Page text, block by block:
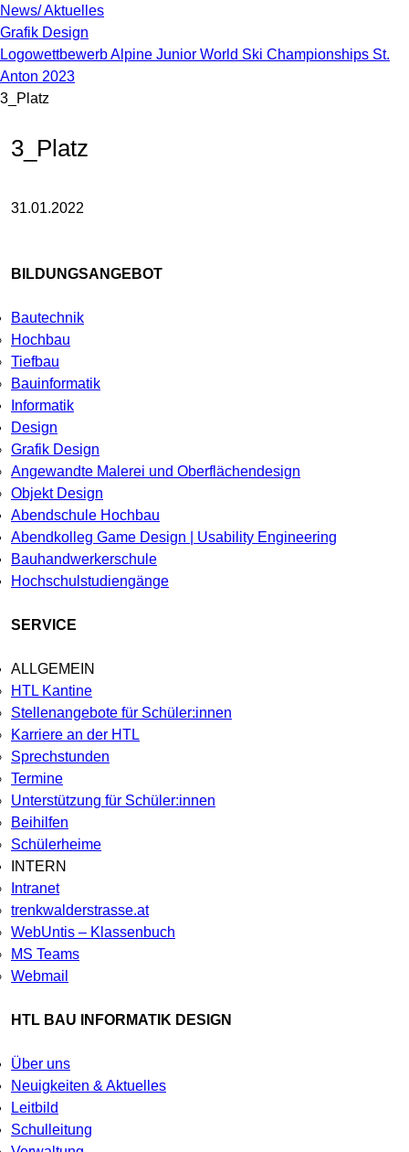
News/ Aktuelles
Grafik Design
Logowettbewerb Alpine Junior World Ski Championships St.
Anton 2023
3_Platz
3_Platz
31.01.2022
BILDUNGSANGEBOT
Bautechnik
Hochbau
Tiefbau
Bauinformatik
Informatik
Design
Grafik Design
Angewandte Malerei und Oberflächendesign
Objekt Design
Abendschule Hochbau
Abendkolleg Game Design | Usability Engineering
Bauhandwerkerschule
Hochschulstudiengänge
SERVICE
ALLGEMEIN
HTL Kantine
Stellenangebote für Schüler:innen
Karriere an der HTL
Sprechstunden
Termine
Unterstützung für Schüler:innen
Beihilfen
Schülerheime
INTERN
Intranet
trenkwalderstrasse.at
WebUntis – Klassenbuch
MS Teams
Webmail
HTL BAU INFORMATIK DESIGN
Über uns
Neuigkeiten & Aktuelles
Leitbild
Schulleitung